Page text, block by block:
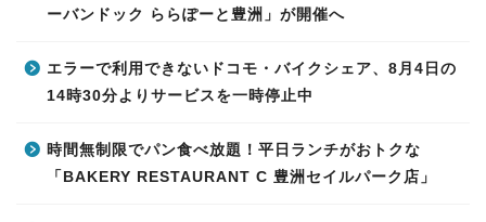
ーバンドック ららぽーと豊洲」が開催へ
エラーで利用できないドコモ・バイクシェア、8月4日の
14時30分よりサービスを一時停止中
時間無制限でパン食べ放題！平日ランチがおトクな
「BAKERY RESTAURANT C 豊洲セイルパーク店」